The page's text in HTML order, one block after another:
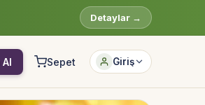
Detaylar →
Sepet Giriş
giriş yap